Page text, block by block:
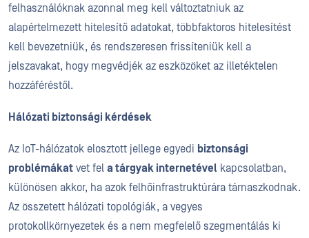
felhasználóknak azonnal meg kell változtatniuk az
alapértelmezett hitelesítő adatokat, többfaktoros hitelesítést
kell bevezetniük, és rendszeresen frissíteniük kell a
jelszavakat, hogy megvédjék az eszközöket az illetéktelen
hozzáféréstől.
Hálózati biztonsági kérdések
Az IoT-hálózatok elosztott jellege egyedi biztonsági
problémákat vet fel a tárgyak internetével kapcsolatban,
különösen akkor, ha azok felhőinfrastruktúrára támaszkodnak.
Az összetett hálózati topológiák, a vegyes
protokollkörnyezetek és a nem megfelelő szegmentálás ki